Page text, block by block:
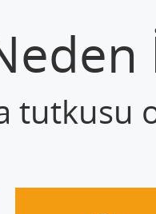
tutkusu